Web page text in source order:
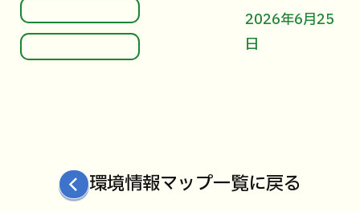
2026年6月25
日
環境情報マップ一覧に戻る